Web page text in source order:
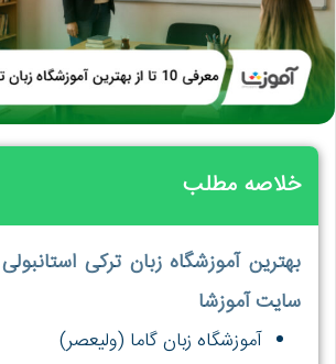
خلاصه مطلب
بهترین آموزشگاه زبان ترکی
سایت آموزشا
آموزشگاه زبان گاما (ولیعصر)